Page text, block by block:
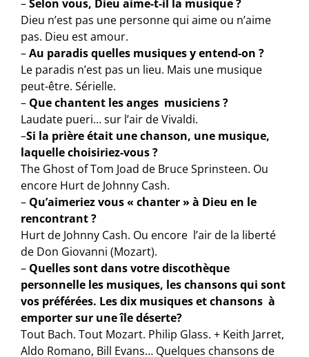
–Selon vous, Dieu aime-t-il la musique ?
Dieu n’est pas une personne qui aime ou n’aime
pas. Dieu est amour.
–Au paradis quelles musiques y entend-on ?
Le paradis n’est pas un lieu. Mais une musique
peut-être. Sérielle.
– Que chantent les anges musiciens ?
Laudate pueri… sur l’air de Vivaldi.
–Si la prière était une chanson, une musique,
laquelle choisiriez-vous ?
The Ghost of Tom Joad de Bruce Sprinsteen. Ou
encore Hurt de Johnny Cash.
– Qu’aimeriez vous « chanter » à Dieu en le
rencontrant ?
Hurt de Johnny Cash. Ou encore l’air de la liberté
de Don Giovanni (Mozart).
– Quelles sont dans votre discothèque
personnelle les musiques, les chansons qui sont
vos préférées. Les dix musiques et chansons à
emporter sur une île déserte?
Tout Bach. Tout Mozart. Philip Glass. + Keith Jarret,
Aldo Romano, Bill Evans… Quelques chansons de